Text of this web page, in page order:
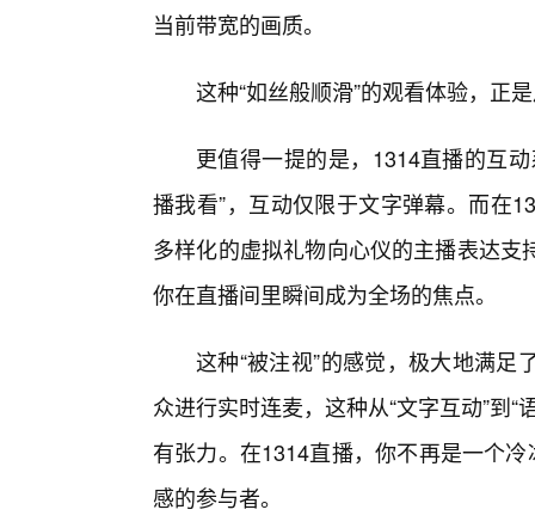
当前带宽的画质。
这种“如丝般顺滑”的观看体验，正
更值得一提的是，1314直播的互
播我看”，互动仅限于文字弹幕。而在
多样化的虚拟礼物向心仪的主播表达
你在直播间里瞬间成为全场的焦点。
这种“被注视”的感觉，极大地满
众进行实时连麦，这种从“文字互动”到
有张力。在1314直播，你不再是一个
感的参与者。